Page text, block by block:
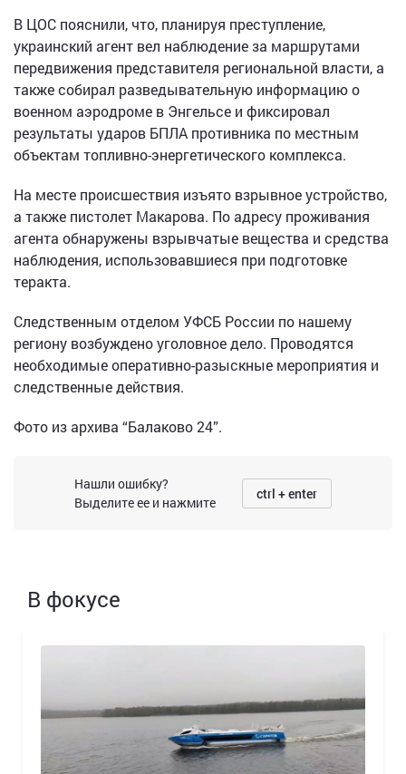
В ЦОС пояснили, что, планируя преступление,
украинский агент вел наблюдение за маршрутами
передвижения представителя региональной власти, а
также собирал разведывательную информацию о
военном аэродроме в Энгельсе и фиксировал
результаты ударов БПЛА противника по местным
объектам топливно-энергетического комплекса.
На месте происшествия изъято взрывное устройство,
а также пистолет Макарова. По адресу проживания
агента обнаружены взрывчатые вещества и средства
наблюдения, использовавшиеся при подготовке
теракта.
Следственным отделом УФСБ России по нашему
региону возбуждено уголовное дело. Проводятся
необходимые оперативно-разыскные мероприятия и
следственные действия.
Фото из архива “Балаково 24”.
Нашли ошибку?
Выделите ее и нажмите
ctrl + enter
В фокусе